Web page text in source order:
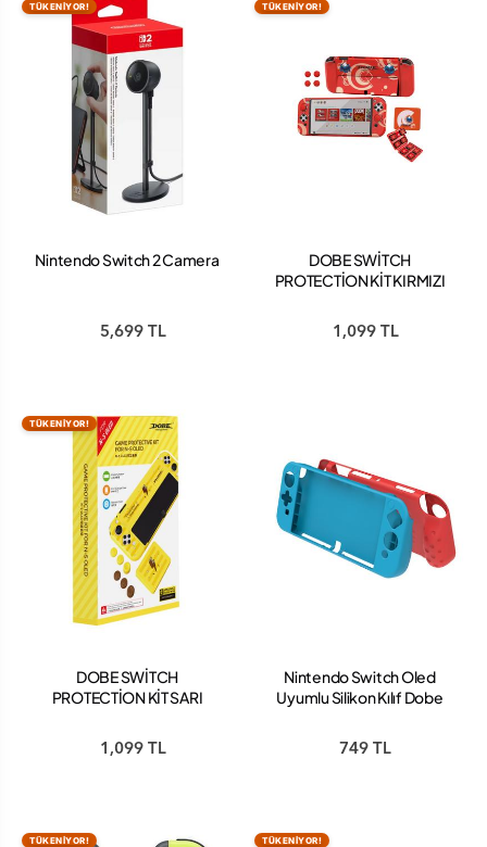
TÜKENİYOR!
Nintendo Switch 2 Camera
5,699 TL
TÜKENİYOR!
DOBE SWİTCH
PROTECTİON KİT KIRMIZI
1,099 TL
TÜKENİYOR!
DOBE SWİTCH
PROTECTİON KİT SARI
1,099 TL
Nintendo Switch Oled
Uyumlu Silikon Kılıf Dobe
749 TL
TÜKENİYOR! TÜKENİYOR!